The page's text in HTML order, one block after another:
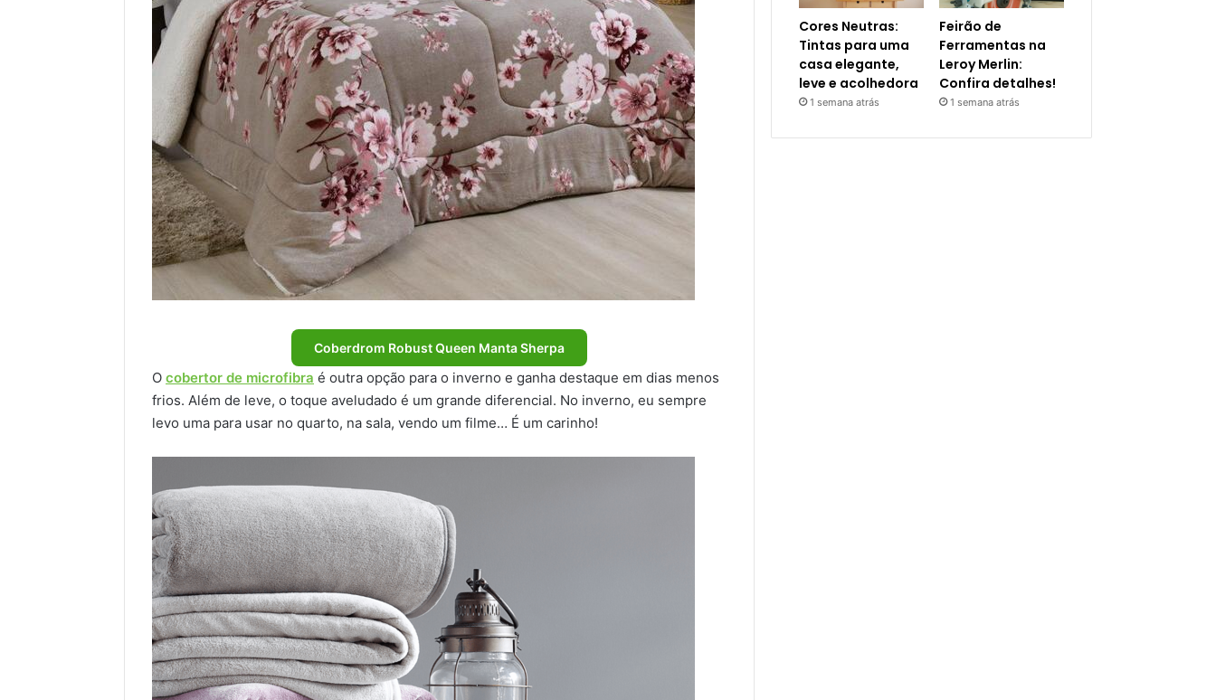
Coberdrom Robust Queen Manta Sherpa
O cobertor de microfibra é outra opção para o inverno e ganha destaque em dias menos
frios. Além de leve, o toque aveludado é um grande diferencial. No inverno, eu sempre
levo uma para usar no quarto, na sala, vendo um filme… É um carinho!
Cores Neutras:
Tintas para uma
casa elegante,
leve e acolhedora
1 semana atrás
Feirão de
Ferramentas na
Leroy Merlin:
Confira detalhes!
1 semana atrás